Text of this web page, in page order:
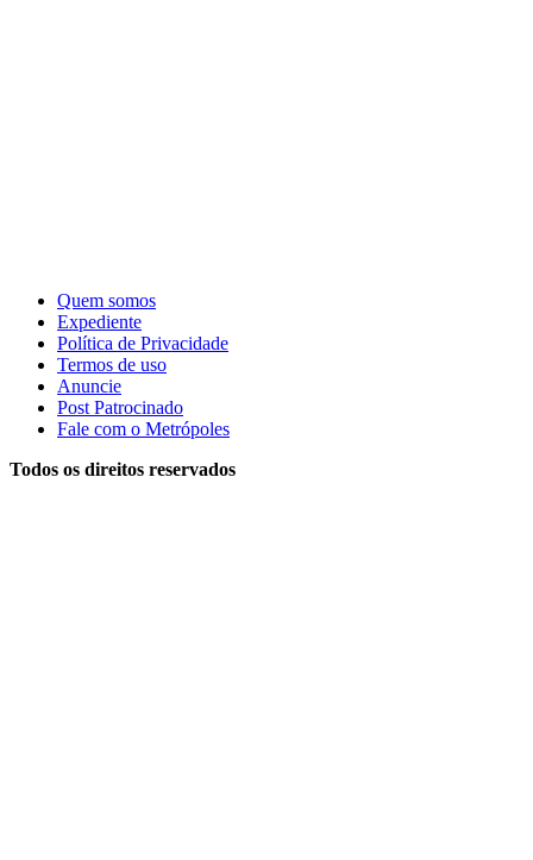
Quem somos
Expediente
Política de Privacidade
Termos de uso
Anuncie
Post Patrocinado
Fale com o Metrópoles
Todos os direitos reservados